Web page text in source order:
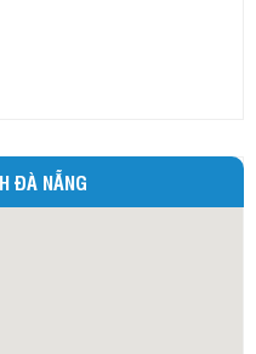
ĐÀ NẴNG